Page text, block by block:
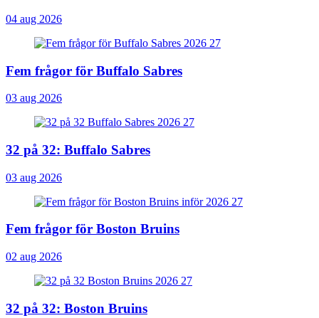
04 aug 2026
Fem frågor för Buffalo Sabres
03 aug 2026
32 på 32: Buffalo Sabres
03 aug 2026
Fem frågor för Boston Bruins
02 aug 2026
32 på 32: Boston Bruins